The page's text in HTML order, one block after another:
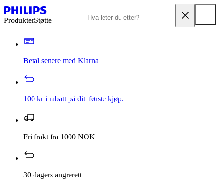
ProdukterStøtte
Betal senere med Klarna
100 kr i rabatt på ditt første kjøp.
Fri frakt fra 1000 NOK
30 dagers angrerett